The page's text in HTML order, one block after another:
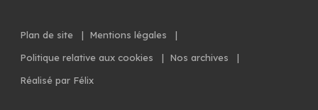
Plan de site | Mentions légales
|
Politique relative aux cookies
| Nos archives
|
Réalisé par Félix